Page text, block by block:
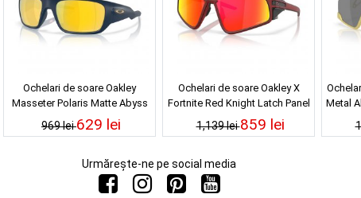
Ochelari de soare Oakley
Masseter Polaris Matte Abyss
Prizm 24k Polarized
969 lei629 lei
Ochelari de soare Oakley X
Fortnite Red Knight Latch Panel
Raceworn Red Prizm Ruby
1,139 lei859 lei
Metal
Urmărește-ne pe social media